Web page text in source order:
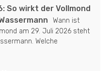
So wirkt der Vollmond
Wann ist
am 29. Juli 2026 steht
Welche